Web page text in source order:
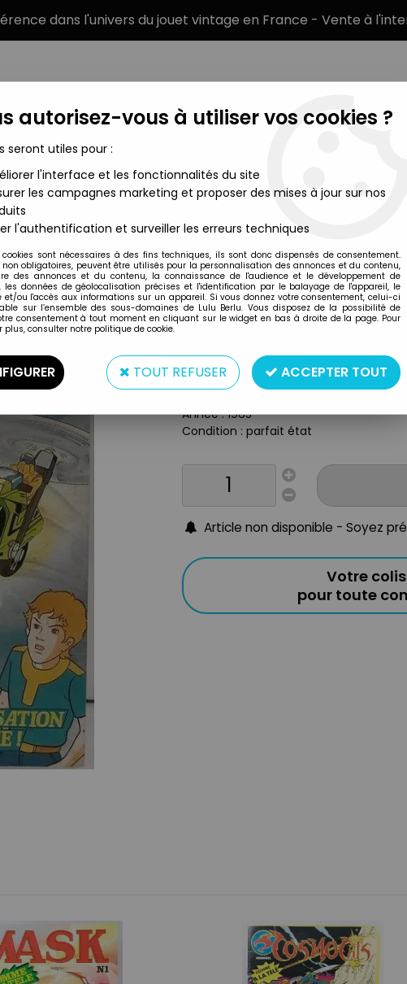
dans l'univers du jouet vintage en France - Vente à
MARQUES TYPE DE PRODUIT
Trône pour VENOM" - NERI
NERI (Editions)
MASK MENSUEL N°6
REF15077
Nombre de pages : 32
Langue : Français
Année : 1985
Condition : parfait état
Article non disponible - Soyez
Votre
pour toute
autorisez-vous à utiliser vos cookies ?
seront utiles pour :
l'interface et les fonctionnalités du site
les campagnes marketing et proposer des mises à jour sur nos
l'authentification et surveiller les erreurs techniques
cookies sont nécessaires à des fins techniques, ils sont donc dispensés de consentement.
non obligatoires, peuvent être utilisés pour la personnalisation des annonces et du contenu,
des annonces et du contenu, la connaissance de l'audience et le développement de
les données de géolocalisation précises et l'identification par le balayage de l'appareil, le
et/ou l'accès aux informations sur un appareil. Si vous donnez votre consentement, celui-ci
sur l’ensemble des sous-domaines de Lulu Berlu. Vous disposez de la possibilité de
consentement à tout moment en cliquant sur le widget en bas à droite de la page. Pour
plus, consulter notre politique de cookie.
TOUT REFUSER ACCEPTER TOUT